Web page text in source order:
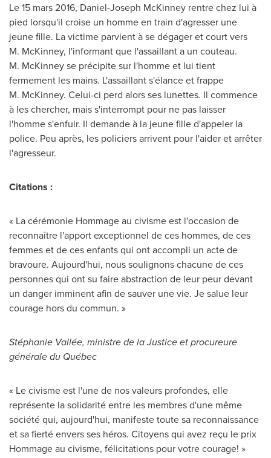
Le 15 mars 2016, Daniel-Joseph McKinney rentre chez lui à
pied lorsqu'il croise un homme en train d'agresser une
jeune fille. La victime parvient à se dégager et court vers
M. McKinney, l'informant que l'assaillant a un couteau.
M. McKinney se précipite sur l'homme et lui tient
fermement les mains. L'assaillant s'élance et frappe
M. McKinney. Celui-ci perd alors ses lunettes. Il commence
à les chercher, mais s'interrompt pour ne pas laisser
l'homme s'enfuir. Il demande à la jeune fille d'appeler la
police. Peu après, les policiers arrivent pour l'aider et arrêter
l'agresseur.
Citations :
« La cérémonie Hommage au civisme est l'occasion de
reconnaître l'apport exceptionnel de ces hommes, de ces
femmes et de ces enfants qui ont accompli un acte de
bravoure. Aujourd'hui, nous soulignons chacune de ces
personnes qui ont su faire abstraction de leur peur devant
un danger imminent afin de sauver une vie. Je salue leur
courage hors du commun. »
Stéphanie Vallée, ministre de la Justice et procureure
générale du Québec
« Le civisme est l'une de nos valeurs profondes, elle
représente la solidarité entre les membres d'une même
société qui, aujourd'hui, manifeste toute sa reconnaissance
et sa fierté envers ses héros. Citoyens qui avez reçu le prix
Hommage au civisme, félicitations pour votre courage! »